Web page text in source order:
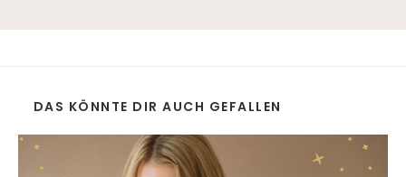
DAS KÖNNTE DIR AUCH GEFALLEN